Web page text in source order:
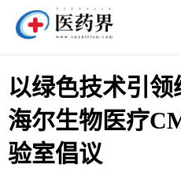
以绿色技术引领
海尔生物医疗
验室倡议